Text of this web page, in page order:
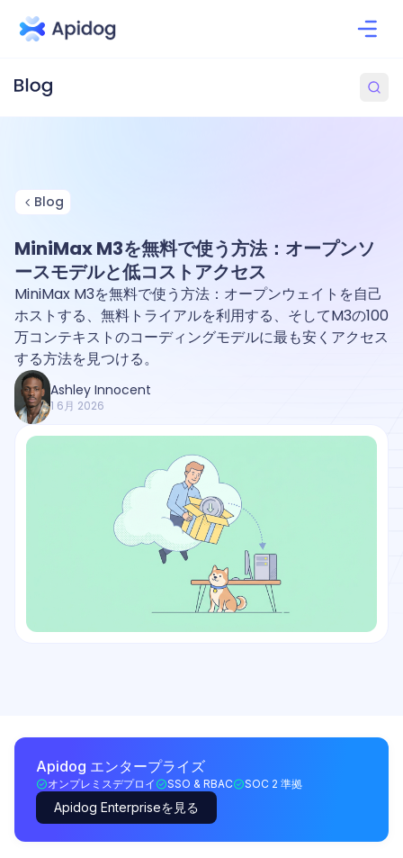
Blog
MiniMax M3を無料で使う方法：オープンソ
ースモデルと低コストアクセス
MiniMax M3を無料で使う方法：オープンウェイトを自己
ホストする、無料トライアルを利用する、そしてM3の100
万コンテキストのコーディングモデルに最も安くアクセス
する方法を見つける。
Ashley Innocent
1 6月 2026
Apidog エンタープライズ
オンプレミスデプロイ SSO & RBAC SOC 2 準拠
Apidog Enterpriseを見る